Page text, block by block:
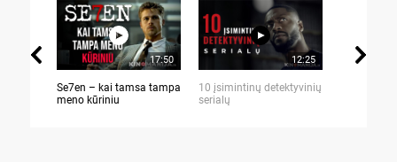
17:50
Se7en – kai tamsa tampa
meno kūriniu
12:25
10 įsimintinų detektyvinių
serialų